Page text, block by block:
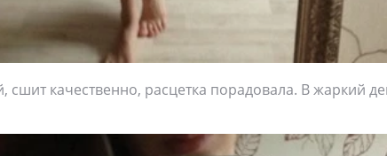
сшит качественно, расцетка порадовала. В жаркий